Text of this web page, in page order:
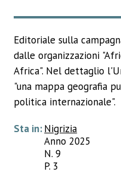
Editoriale sulla
dalle organizzazioni
Africa". Nel dettaglio
"una mappa geografia
politica internazionale".
Sta in: Nigrizia
Anno 2025
N. 9
P. 3